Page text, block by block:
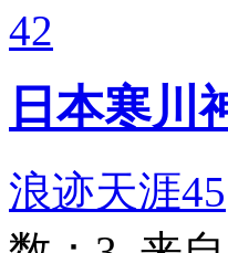
42
日本寒川
浪迹天涯45